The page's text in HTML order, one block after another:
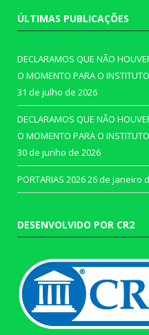
ÚLTIMAS PUBLICAÇÕES
DECLARAMOS QUE NÃO
O MOMENTO PARA O
31 de julho de 2026
DECLARAMOS QUE NÃO
O MOMENTO PARA O
30 de junho de 2026
PORTARIAS 202626 de janeiro
DESENVOLVIDO POR CR2